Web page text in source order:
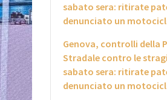
sabato sera: ritirate
denunciato un
Genova, controlli della
Stradale contro le
sabato sera: ritirate
denunciato un